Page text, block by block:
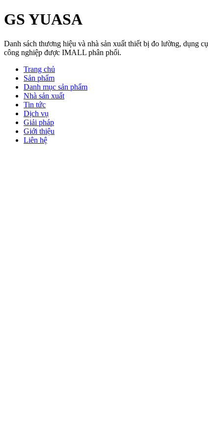
GS YUASA
Danh sách thương hiệu và nhà sản xuất thiết bị đo lường, dụng cụ
công nghiệp được IMALL phân phối.
Trang chủ
Sản phẩm
Danh mục sản phẩm
Nhà sản xuất
Tin tức
Dịch vụ
Giải pháp
Giới thiệu
Liên hệ